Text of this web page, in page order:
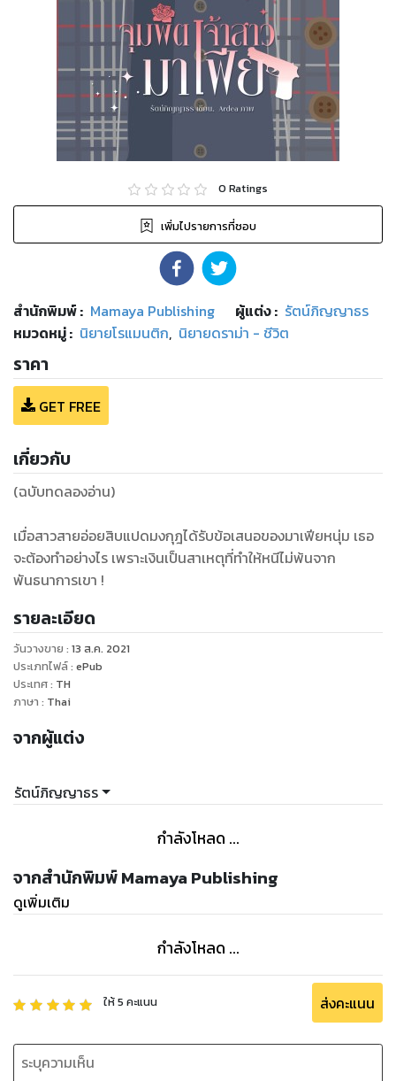
0 Ratings
เพิ่มไปรายการที่ชอบ
สำนักพิมพ์: Mamaya Publishing ผู้แต่ง : รัตน์ภิญญาธร
หมวดหมู่: นิยายโรแมนติก, นิยายดราม่า - ชีวิต
ราคา
GET FREE
เกี่ยวกับ
(ฉบับทดลองอ่าน)
เมื่อสาวสายอ่อยสิบแปดมงกุฎได้รับข้อเสนอของมาเฟียหนุ่ม เธอ
จะต้องทำอย่างไร เพราะเงินเป็นสาเหตุที่ทำให้หนีไม่พ้นจาก
พันธนาการเขา !
รายละเอียด
วันวางขาย : 13 ส.ค. 2021
ประเภทไฟล์: ePub
ประเทศ: TH
ภาษา : Thai
จากผู้แต่ง
รัตน์ภิญญาธร
กำลังโหลด ...
จากสำนักพิมพ์ Mamaya Publishing
ดูเพิ่มเติม
กำลังโหลด ...
ให้5 คะแนน ส่งคะแนน